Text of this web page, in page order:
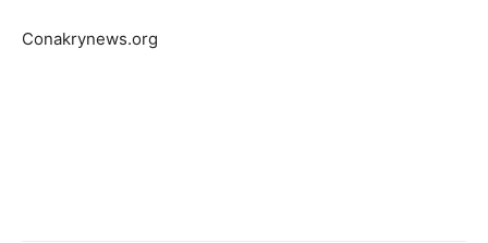
Conakrynews.org